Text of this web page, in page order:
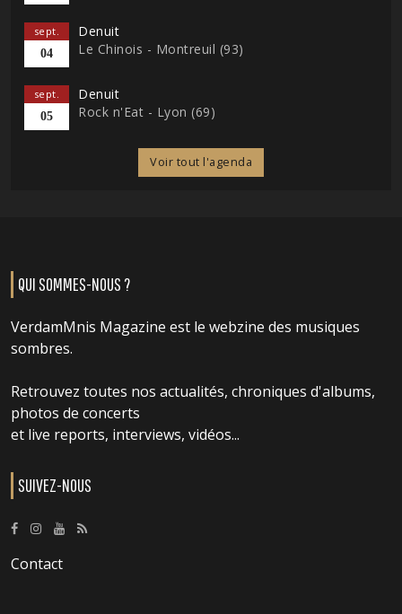
sept.
04
Denuit
Le Chinois - Montreuil (93)
sept.
05
Denuit
Rock n'Eat - Lyon (69)
Voir tout l'agenda
QUI SOMMES-NOUS ?
VerdamMnis Magazine est le webzine des musiques
sombres.
Retrouvez toutes nos actualités, chroniques d'albums,
photos de concerts
et live reports, interviews, vidéos...
SUIVEZ-NOUS
Contact